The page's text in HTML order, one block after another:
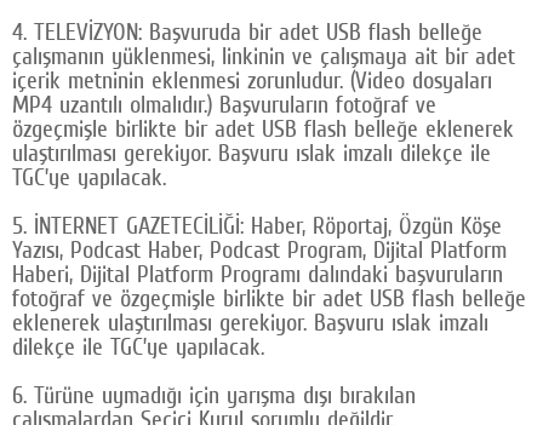
4. TELEVİZYON: Başvuruda bir adet USB flash belleğe
çalışmanın yüklenmesi, linkinin ve çalışmaya ait bir adet
içerik metninin eklenmesi zorunludur. (Video dosyaları
MP4 uzantılı olmalıdır.) Başvuruların fotoğraf ve
özgeçmişle birlikte bir adet USB flash belleğe eklenerek
ulaştırılması gerekiyor. Başvuru ıslak imzalı dilekçe ile
TGC’ye yapılacak.
5. İNTERNET GAZETECİLİĞİ: Haber, Röportaj, Özgün Köşe
Yazısı, Podcast Haber, Podcast Program, Dijital Platform
Haberi, Dijital Platform Programı dalındaki başvuruların
fotoğraf ve özgeçmişle birlikte bir adet USB flash belleğe
eklenerek ulaştırılması gerekiyor. Başvuru ıslak imzalı
dilekçe ile TGC’ye yapılacak.
6. Türüne uymadığı için yarışma dışı bırakılan